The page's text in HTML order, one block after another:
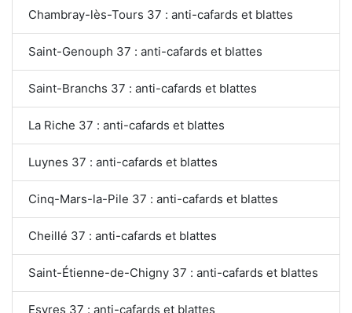
Chambray-lès-Tours 37 : anti-cafards et blattes
Saint-Genouph 37 : anti-cafards et blattes
Saint-Branchs 37 : anti-cafards et blattes
La Riche 37 : anti-cafards et blattes
Luynes 37 : anti-cafards et blattes
Cinq-Mars-la-Pile 37 : anti-cafards et blattes
Cheillé 37 : anti-cafards et blattes
Saint-Étienne-de-Chigny 37 : anti-cafards et blattes
Esvres 37 : anti-cafards et blattes